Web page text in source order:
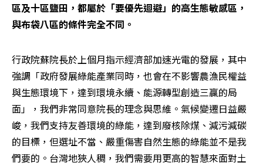
區及十區鹽田，都屬於「要優先迴避」的高生態敏感區，
與布袋八區的條件完全不同。
行政院蘇院長於上個月指示經濟部加速光電的發展，其中
強調「政府發展綠能產業同時，也會在不影響農漁民權益
與生態環境下，達到環境永續、能源轉型創造三贏的局
面」，我們非常同意院長的理念與思維。氣候變遷日益嚴
峻，我們支持友善環境的綠能，達到廢核除煤、減污減碳
的目標，但選址不當、嚴重傷害自然生態的綠能並不是我
們要的。台灣地狹人稠，我們需要用更高的智慧來面對土